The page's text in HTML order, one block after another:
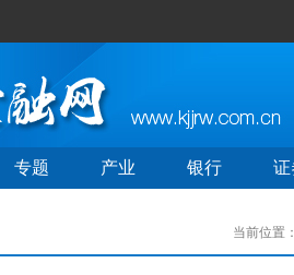
专题 产业 银行 证
当前位置